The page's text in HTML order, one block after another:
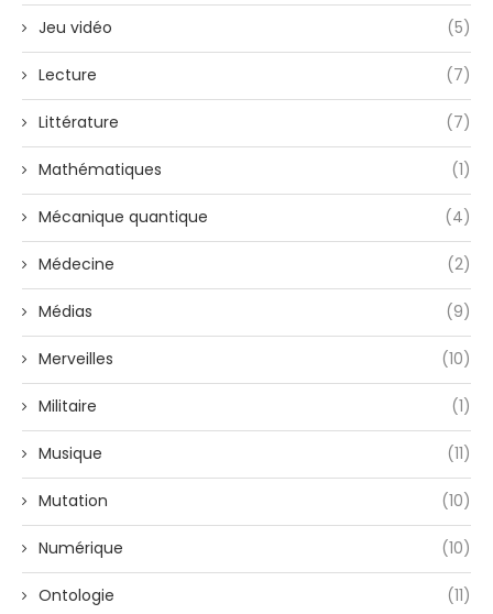
Jeu vidéo (5)
Lecture (7)
Littérature (7)
Mathématiques (1)
Mécanique quantique (4)
Médecine (2)
Médias (9)
Merveilles (10)
Militaire (1)
Musique (11)
Mutation (10)
Numérique (10)
Ontologie (11)